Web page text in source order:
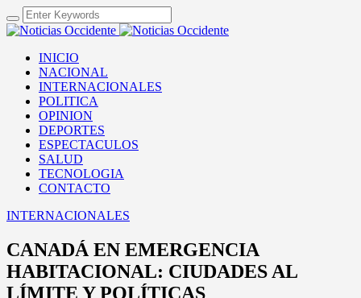
INICIO
NACIONAL
INTERNACIONALES
POLITICA
OPINION
DEPORTES
ESPECTACULOS
SALUD
TECNOLOGIA
CONTACTO
INTERNACIONALES
CANADÁ EN EMERGENCIA
HABITACIONAL: CIUDADES AL
LÍMITE Y POLÍTICAS